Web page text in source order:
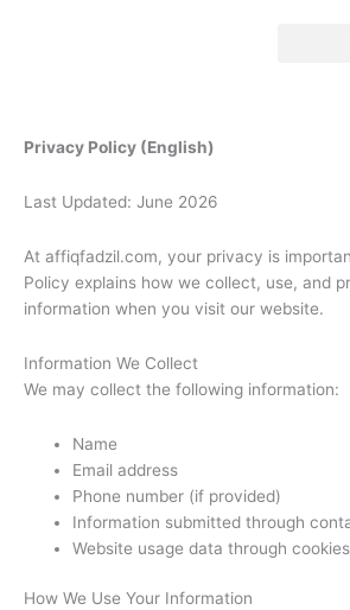
Privacy Policy (English)
Last Updated: June 2026
At affiqfadzil.com, your privacy is
Policy explains how we collect, use, and
information when you visit our website.
Information We Collect
We may collect the following information:
Name
Email address
Phone number (if provided)
Information submitted through
Website usage data through
How We Use Your Information